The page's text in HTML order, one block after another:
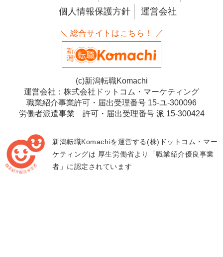
個人情報保護方針
運営会社
＼ 総合サイトはこちら！ ／
(c)新潟転職Komachi
運営会社：株式会社ドットコム・マーケティング
職業紹介事業許可・届出受理番号 15-ユ-300096
労働者派遣事業 許可・届出受理番号 派 15-300424
新潟転職Komachiを運営する(株)ドットコム・マー
ケティングは 厚生労働省より「職業紹介優良事業
者」に認定されています